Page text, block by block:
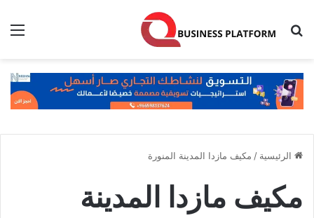
بحث عن
الرئيسية / مكيف مازدا المدينة المنورة
مكيف مازدا المدينة